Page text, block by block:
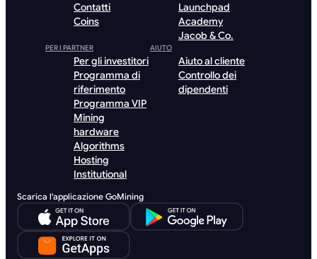
Contatti
Coins
Launchpad
Academy
Jacob & Co.
PER I PARTNER
Per gli investitori
Programma di
riferimento
Programma VIP
Mining
hardware
Algorithms
Hosting
Institutional
AIUTO
Aiuto al cliente
Controllo dei
dipendenti
Scarica l'applicazione GoMining